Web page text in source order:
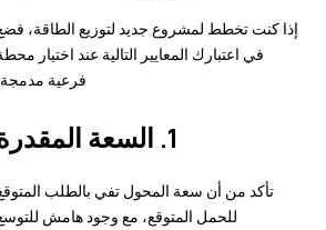
إذا كنت تخطط لمشروع جديد لتوزيع الطاقة، فضع
في اعتبارك المعايير التالية عند اختيار محطة
فرعية مدمجة:
1. السعة المقدرة
تأكد من أن سعة المحول تفي بالطلب المتوقع
للحمل المتوقع، مع وجود هامش للتوسع